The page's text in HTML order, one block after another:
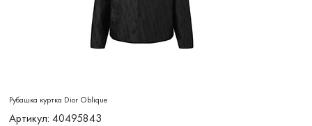
Рубашка куртка Dior Oblique
Артикул:
Артикул
40495843
40495843